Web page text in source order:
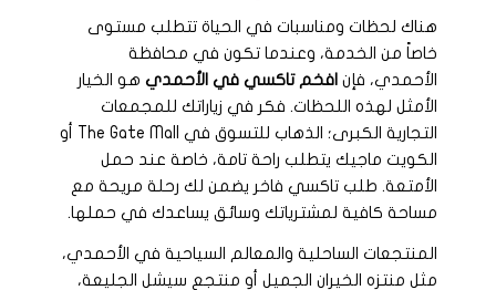
هناك لحظات ومناسبات في الحياة تتطلب مستوى
خاصاً من الخدمة، وعندما تكون في محافظة
الأحمدي، فإن افخم تاكسي في الأحمديهو الخيار
الأمثل لهذه اللحظات. فكر في زياراتك للمجمعات
التجارية الكبرى؛ الذهاب للتسوق في The Gate Mall أو
الكويت ماجيك يتطلب راحة تامة، خاصة عند حمل
الأمتعة. طلب تاكسي فاخر يضمن لك رحلة مريحة مع
مساحة كافية لمشترياتك وسائق يساعدك في حملها.
المنتجعات الساحلية والمعالم السياحية في الأحمدي،
مثل منتزه الخيران الجميل أو منتجع سيشل الجليعة،